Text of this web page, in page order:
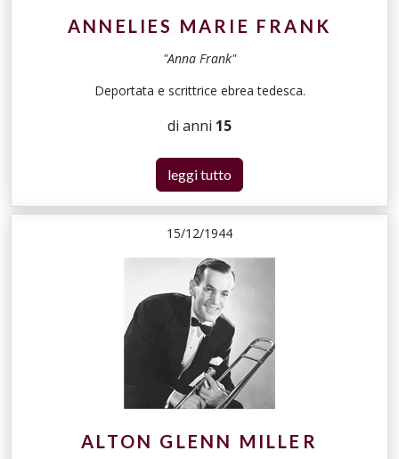
ANNELIES MARIE FRANK
"Anna Frank"
Deportata e scrittrice ebrea tedesca.
di anni 15
leggi tutto
15/12/1944
ALTON GLENN MILLER